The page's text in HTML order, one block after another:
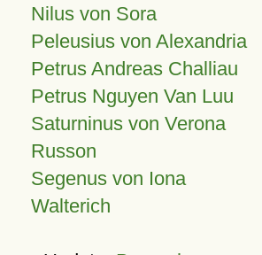
Nilus von Sora
Peleusius von Alexandria
Petrus Andreas Challiau
Petrus Nguyen Van Luu
Saturninus von Verona
Russon
Segenus von Iona
Walterich